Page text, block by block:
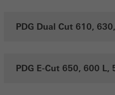
PDG Dual Cut 610,
PDG E-Cut 650, 600 L,
stránok, počtu návštevníkov,